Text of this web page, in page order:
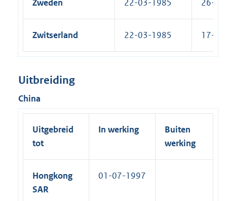
Zweden 22-03-1985 26-
Zwitserland 22-03-1985 17-
Uitbreiding
China
Uitgebreid
tot
In werking
Buiten
werking
Hongkong
SAR
01-07-1997